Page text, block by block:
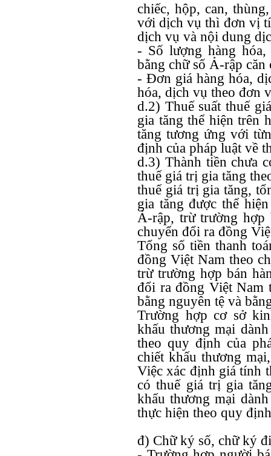
chiếc, hộp, can,
với dịch vụ thì đơn vị
dịch vụ và nội dung
- Số lượng hàng
bằng chữ số Ả-rập
- Đơn giá hàng hóa,
hóa, dịch vụ theo đơn
d.2) Thuế suất thuế
gia tăng thể hiện trên
tăng tương ứng với
định của pháp luật về
d.3) Thành tiền chưa
thuế giá trị gia tăng
thuế giá trị gia tăng,
gia tăng được thể
Ả-rập, trừ trường hợp
chuyển đổi ra đồng
Tổng số tiền thanh
đồng Việt Nam theo
trừ trường hợp bán
đổi ra đồng Việt Nam
bằng nguyên tệ và
Trường hợp cơ sở
khấu thương mại
theo quy định của
chiết khấu thương
Việc xác định giá tính
có thuế giá trị gia
khấu thương mại
thực hiện theo quy
đ) Chữ ký số, chữ ký